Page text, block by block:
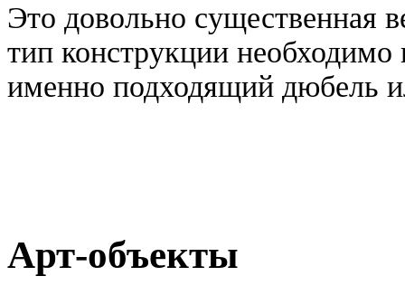
Это довольно существенная
тип конструкции необходимо
именно подходящий дюбель
Арт-объекты